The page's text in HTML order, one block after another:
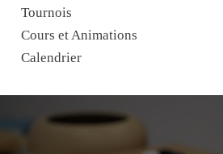
Tournois
Cours et Animations
Calendrier